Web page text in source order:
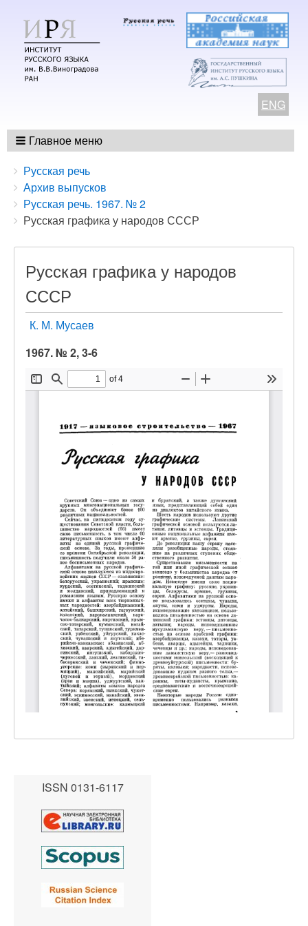
ENG
Главное меню
Breadcrumbs
You
are
here:
Русская речь
Архив выпусков
Русская речь. 1967. № 2
Русская графика у народов СССР
Русская графика у народов
СССР
К. М. Мусаев
1967. № 2, 3-6
ISSN 0131-6117